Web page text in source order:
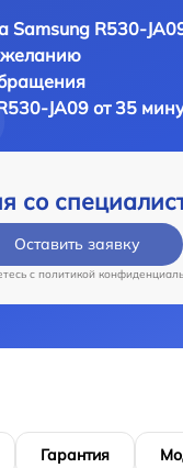
Samsung R530-
желанию
JA09 от 35
со
Оставить заявку
c политикой
Гарантия